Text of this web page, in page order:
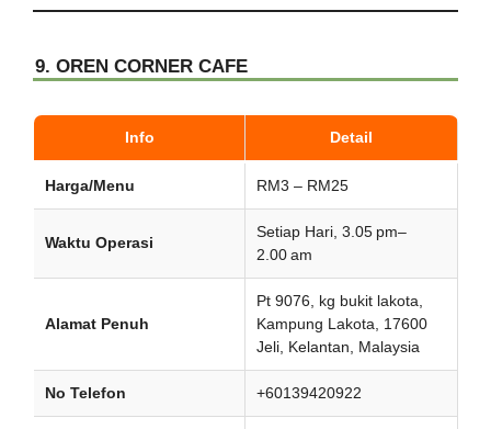
9. OREN CORNER CAFE
Info Detail
Harga/Menu RM3 – RM25
Waktu Operasi
Setiap Hari, 3.05 pm–
2.00 am
Alamat Penuh
Pt 9076, kg bukit lakota,
Kampung Lakota, 17600
Jeli, Kelantan, Malaysia
No Telefon +60139420922